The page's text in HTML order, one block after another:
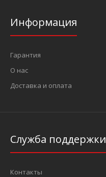
Информация
Гарантия
О нас
Доставка и оплата
Служба поддержки
Контакты